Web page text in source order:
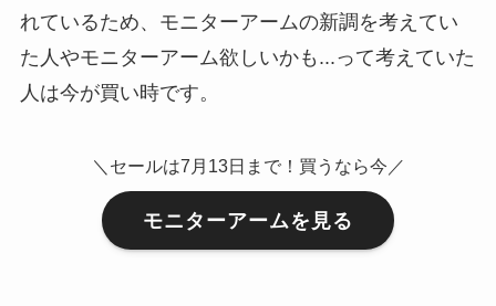
れているため、モニターアームの新調を考えてい
た人やモニターアーム欲しいかも...って考えていた
人は今が買い時です。
＼セールは7月13日まで！買うなら今／
モニターアームを見る